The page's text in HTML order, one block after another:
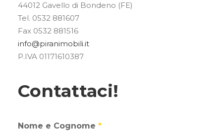
44012 Gavello di Bondeno (FE)
Tel. 0532 881607
Fax 0532 881516
info@piranimobili.it
P.IVA 01171610387
Contattaci!
Nome e Cognome *